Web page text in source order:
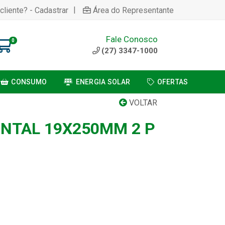
- Cadastrar | Área do Representante
0 Fale Conosco
(27) 3347-1000
CONSUMO ENERGIA SOLAR OFERTAS
VOLTAR
19X250MM 2 P